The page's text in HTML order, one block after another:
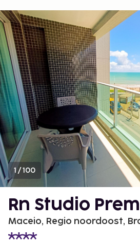
1/100
Rn Studio
Maceio, Regio noordoost,